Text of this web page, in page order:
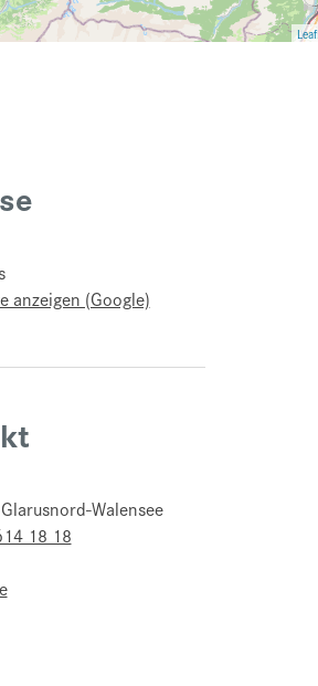
anzeigen (Google)
Walensee
18 18